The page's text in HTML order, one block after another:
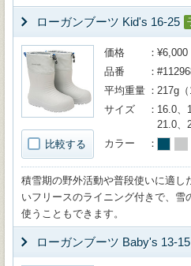
ローガンブーツ Kid's 16-25
比較する
価格
¥6,000
品番
平均重量
217g（
サイズ
16.0、
21.0、
カラー
積雪期の野外活動や普段使いに適し
いフリースのライニング付きで、雪
使うこともできます。
ローガンブーツ Baby's 13-15